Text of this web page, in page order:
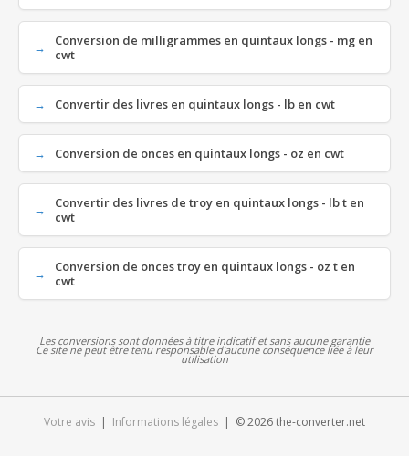
Conversion de milligrammes en quintaux longs - mg en
cwt
Convertir des livres en quintaux longs - lb en cwt
Conversion de onces en quintaux longs - oz en cwt
Convertir des livres de troy en quintaux longs - lb t en
cwt
Conversion de onces troy en quintaux longs - oz t en
cwt
Les conversions sont données à titre indicatif et sans aucune garantie
Ce site ne peut être tenu responsable d'aucune conséquence liée à leur
utilisation
Votre avis | Informations légales | © 2026 the-converter.net